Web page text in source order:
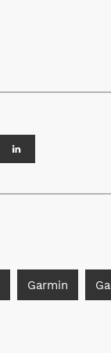
Garmin